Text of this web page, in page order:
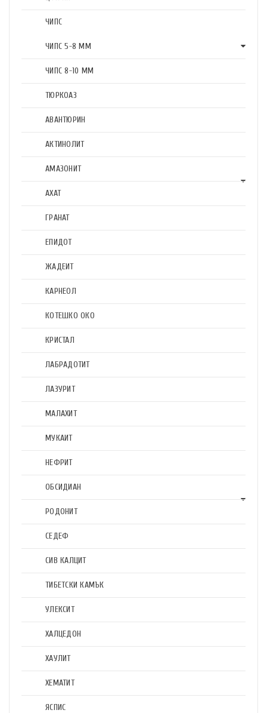
ЧИПС
ЧИПС 5-8 ММ
ЧИПС 8-10 ММ
ТЮРКОАЗ
АВАНТЮРИН
АКТИНОЛИТ
АМАЗОНИТ
АХАТ
ГРАНАТ
ЕПИДОТ
ЖАДЕИТ
КАРНЕОЛ
КОТЕШКО ОКО
КРИСТАЛ
ЛАБРАДОТИТ
ЛАЗУРИТ
МАЛАХИТ
МУКАИТ
НЕФРИТ
ОБСИДИАН
РОДОНИТ
СЕДЕФ
СИВ КАЛЦИТ
ТИБЕТСКИ КАМЪК
УЛЕКСИТ
ХАЛЦЕДОН
ХАУЛИТ
ХЕМАТИТ
ЯСПИС